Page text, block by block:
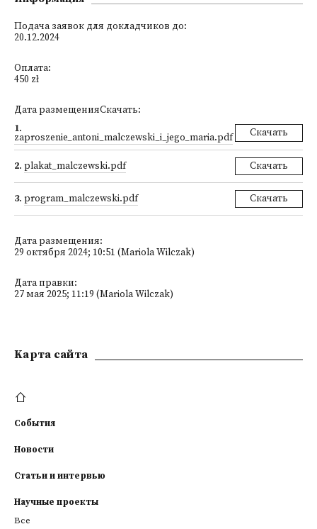
Подача заявок для докладчиков до:
20.12.2024
Оплата:
450 zł
Дата размещенияСкачать:
1.
zaproszenie_antoni_malczewski_i_jego_maria.pdf Скачать
2. plakat_malczewski.pdf Скачать
3. program_malczewski.pdf Скачать
Дата размещения:
29 октября 2024; 10:51 (Mariola Wilczak)
Дата правки:
27 мая 2025; 11:19 (Mariola Wilczak)
Kарта сайта
События
Новости
Статьи и интервью
Научные проекты
Все